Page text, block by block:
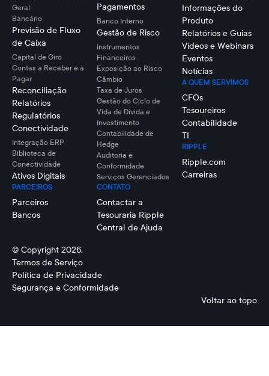
Geral
Bancário
Previsão de Fluxo
de Caixa
Capital de Giro
Contas a Receber e a
Pagar
Reconciliação
Relatórios
Regulatórios
Conectividade
Integração ERP
Biblioteca de
Conectividade
Ativos Digitais
PARCEIROS
Parceiros
Bancos
Pagamentos
Banco Interno
Gestão de Risco
Instrumentos
Financeiros
Exposição ao Risco
Câmbio
Taxa de Juros
Gestão do Ciclo de
Vida de Dívida e
Investimento
Contabilidade de
Hedge
Auditoria e
Conformidade
Serviços Gerenciados
CONTATO
Contactar a
Tesouraria Ripple
Central de Ajuda
Informações do
Produto
Relatórios e Guias
Vídeos e Webinars
Eventos
Notícias
A QUEM SERVIMOS
CFOs
Tesoureiros
Contabilidade
TI
RIPPLE
Ripple.com
Carreiras
© Copyright 2026.
Termos de Serviço
Política de Privacidade
Segurança e Conformidade
Voltar ao topo